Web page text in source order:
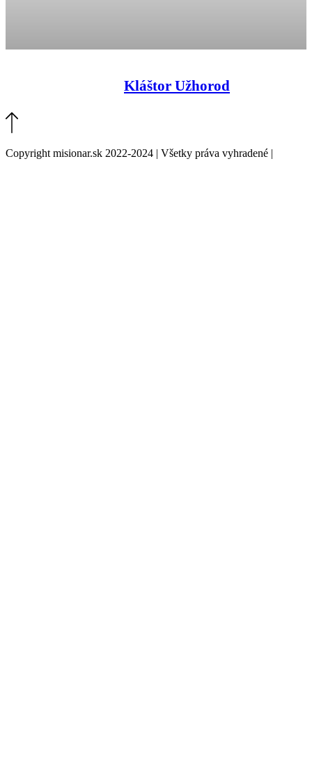
Kláštor Užhorod
Copyright misionar.sk 2022-2024 | Všetky práva vyhradené |